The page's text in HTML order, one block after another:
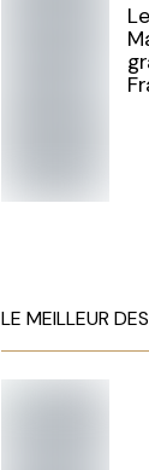
LE MEILLEUR